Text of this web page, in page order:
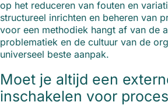
op het reduceren van fouten en
structureel inrichten en beheren van
voor een methodiek hangt af van de
problematiek en de cultuur van de
universeel beste aanpak.
Moet je altijd een
inschakelen voor